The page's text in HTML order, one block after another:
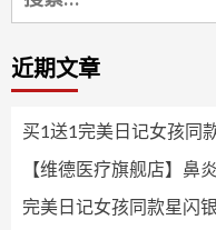
索：
近期文章
买1送1完美日记女孩同
【维德医疗旗舰店】鼻
完美日记女孩同款星闪